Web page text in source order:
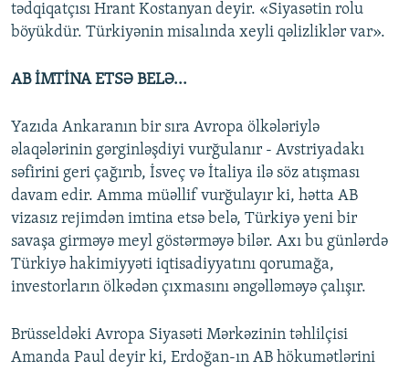
tədqiqatçısı Hrant Kostanyan deyir. «Siyasətin rolu
böyükdür. Türkiyənin misalında xeyli qəlizliklər var».
AB İMTİNA ETSƏ BELƏ...
Yazıda Ankaranın bir sıra Avropa ölkələriylə
əlaqələrinin gərginləşdiyi vurğulanır - Avstriyadakı
səfirini geri çağırıb, İsveç və İtaliya ilə söz atışması
davam edir. Amma müəllif vurğulayır ki, hətta AB
vizasız rejimdən imtina etsə belə, Türkiyə yeni bir
savaşa girməyə meyl göstərməyə bilər. Axı bu günlərdə
Türkiyə hakimiyyəti iqtisadiyyatını qorumağa,
investorların ölkədən çıxmasını əngəlləməyə çalışır.
Brüsseldəki Avropa Siyasəti Mərkəzinin təhlilçisi
Amanda Paul deyir ki, Erdoğan-ın AB hökumətlərini